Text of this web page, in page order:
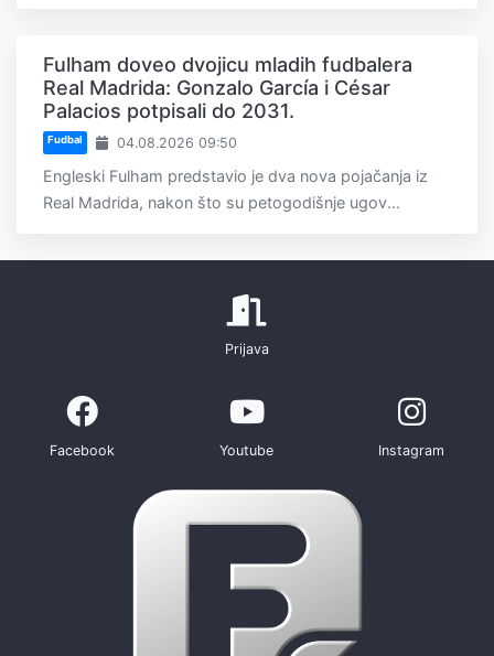
Fulham doveo dvojicu mladih fudbalera
Real Madrida: Gonzalo García i César
Palacios potpisali do 2031.
Fudbal 04.08.2026 09:50
Engleski Fulham predstavio je dva nova pojačanja iz
Real Madrida, nakon što su petogodišnje ugov...
Prijava
Facebook Youtube Instagram